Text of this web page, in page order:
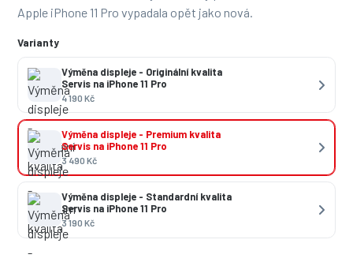
Apple iPhone 11 Pro vypadala opět jako nová.
Varianty
Výměna displeje - Originální kvalita
Servis na iPhone 11 Pro
4 190 Kč
Výměna displeje - Premium kvalita
Servis na iPhone 11 Pro
3 490 Kč
Výměna displeje - Standardní kvalita
Servis na iPhone 11 Pro
3 190 Kč